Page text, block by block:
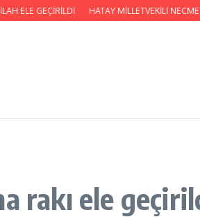
ELE GEÇİRİLDİ HATAY MİLLETVEKİLİ
rakı ele